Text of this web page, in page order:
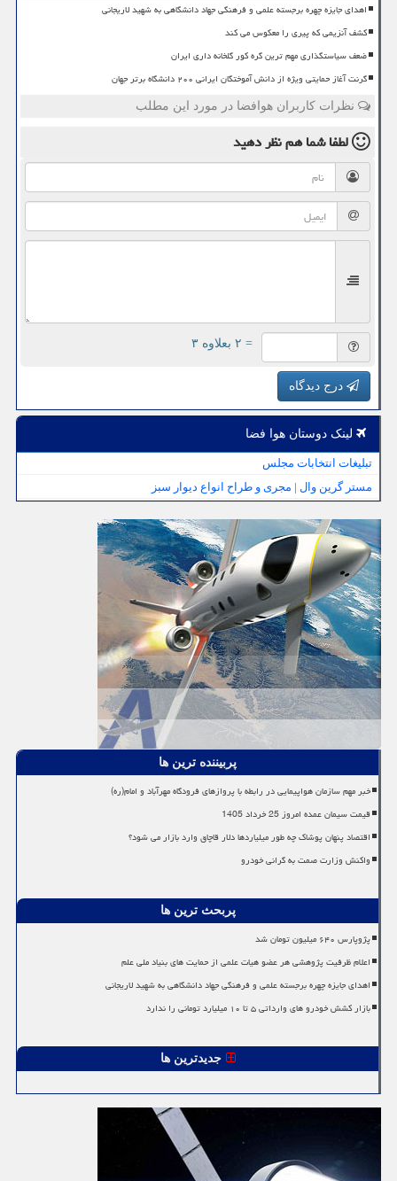
اهدای جایزه چهره برجسته علمی و فرهنگی جهاد دانشگاهی به شهید لاریجانی
کشف آنزیمی که پیری را معکوس می کند
ضعف سیاستگذاری مهم ترین گره کور گلخانه داری ایران
گرنت آغاز حمایتی ویژه از دانش آموختگان ایرانی ۲۰۰ دانشگاه برتر جهان
نظرات کاربران هوافضا در مورد این مطلب
لطفا شما همنظر دهید
= ۲ بعلاوه ۳
درج دیدگاه
لینک دوستان هوا فضا
تبلیغات انتخابات مجلس
مستر گرین وال | مجری و طراح انواع دیوار سبز
پربیننده ترین ها
خبر مهم سازمان هواپیمایی در رابطه با پروازهای فرودگاه مهرآباد و امام(ره)
قیمت سیمان عمده امروز 25 خرداد 1405
اقتصاد پنهان پوشاک چه طور میلیاردها دلار قاچاق وارد بازار می شود؟
واکنش وزارت صمت به گرانی خودرو
پربحث ترین ها
پژوپارس ۶۴۰ میلیون تومان شد
اعلام ظرفیت پژوهشی هر عضو هیات علمی از حمایت های بنیاد ملی علم
اهدای جایزه چهره برجسته علمی و فرهنگی جهاد دانشگاهی به شهید لاریجانی
بازار کشش خودرو های وارداتی ۵ تا ۱۰ میلیارد تومانی را ندارد
جدیدترین ها